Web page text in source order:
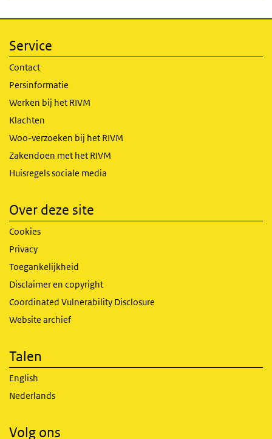
Service
Contact
Persinformatie
Werken bij het RIVM
Klachten
Woo-verzoeken bij het RIVM
Zakendoen met het RIVM
Huisregels sociale media
Over deze site
Cookies
Privacy
Toegankelijkheid
Disclaimer en copyright
Coordinated Vulnerability Disclosure
Website archief
Talen
English
Nederlands
Volg ons